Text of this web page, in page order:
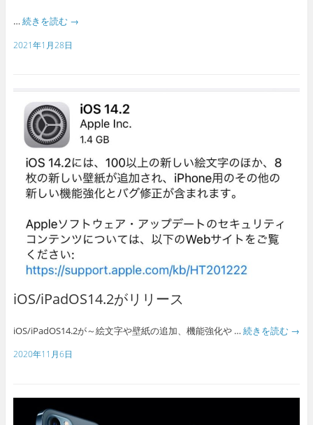
… 続きを読む →
2021年1月28日
iOS/iPadOS14.2がリリース
iOS/iPadOS14.2が～絵文字や壁紙の追加、機能強化や … 続きを読む →
2020年11月6日